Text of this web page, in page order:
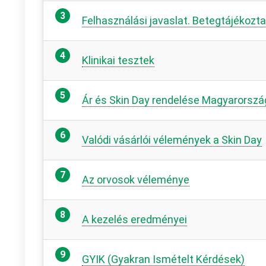
Felhasználási javaslat.
Klinikai tesztek
Ár és Skin Day rendelése
Valódi vásárlói vélemények a Skin Day
Az orvosok véleménye
A kezelés eredményei
GYIK (Gyakran Ismételt Kérdések)